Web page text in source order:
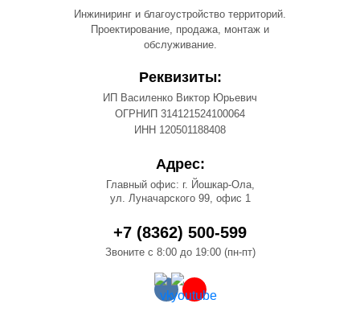
Инжиниринг и благоустройство территорий.
Проектирование, продажа, монтаж и
обслуживание.
Реквизиты:
ИП Василенко Виктор Юрьевич
ОГРНИП 314121524100064
ИНН 120501188408
Адрес:
Главный офис: г. Йошкар-Ола,
ул. Луначарского 99, офис 1
+7 (8362) 500-599
Звоните с 8:00 до 19:00 (пн-пт)